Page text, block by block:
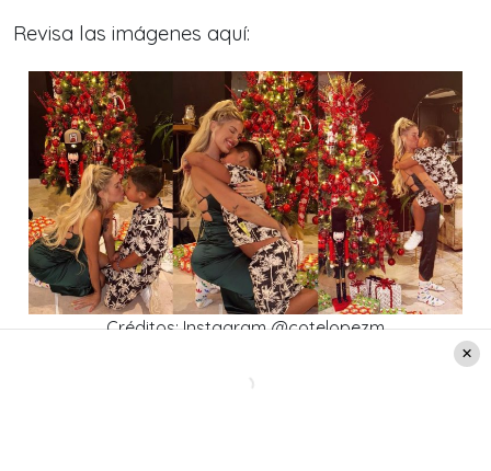
Revisa las imágenes aquí:
Créditos: Instagram @cotelopezm